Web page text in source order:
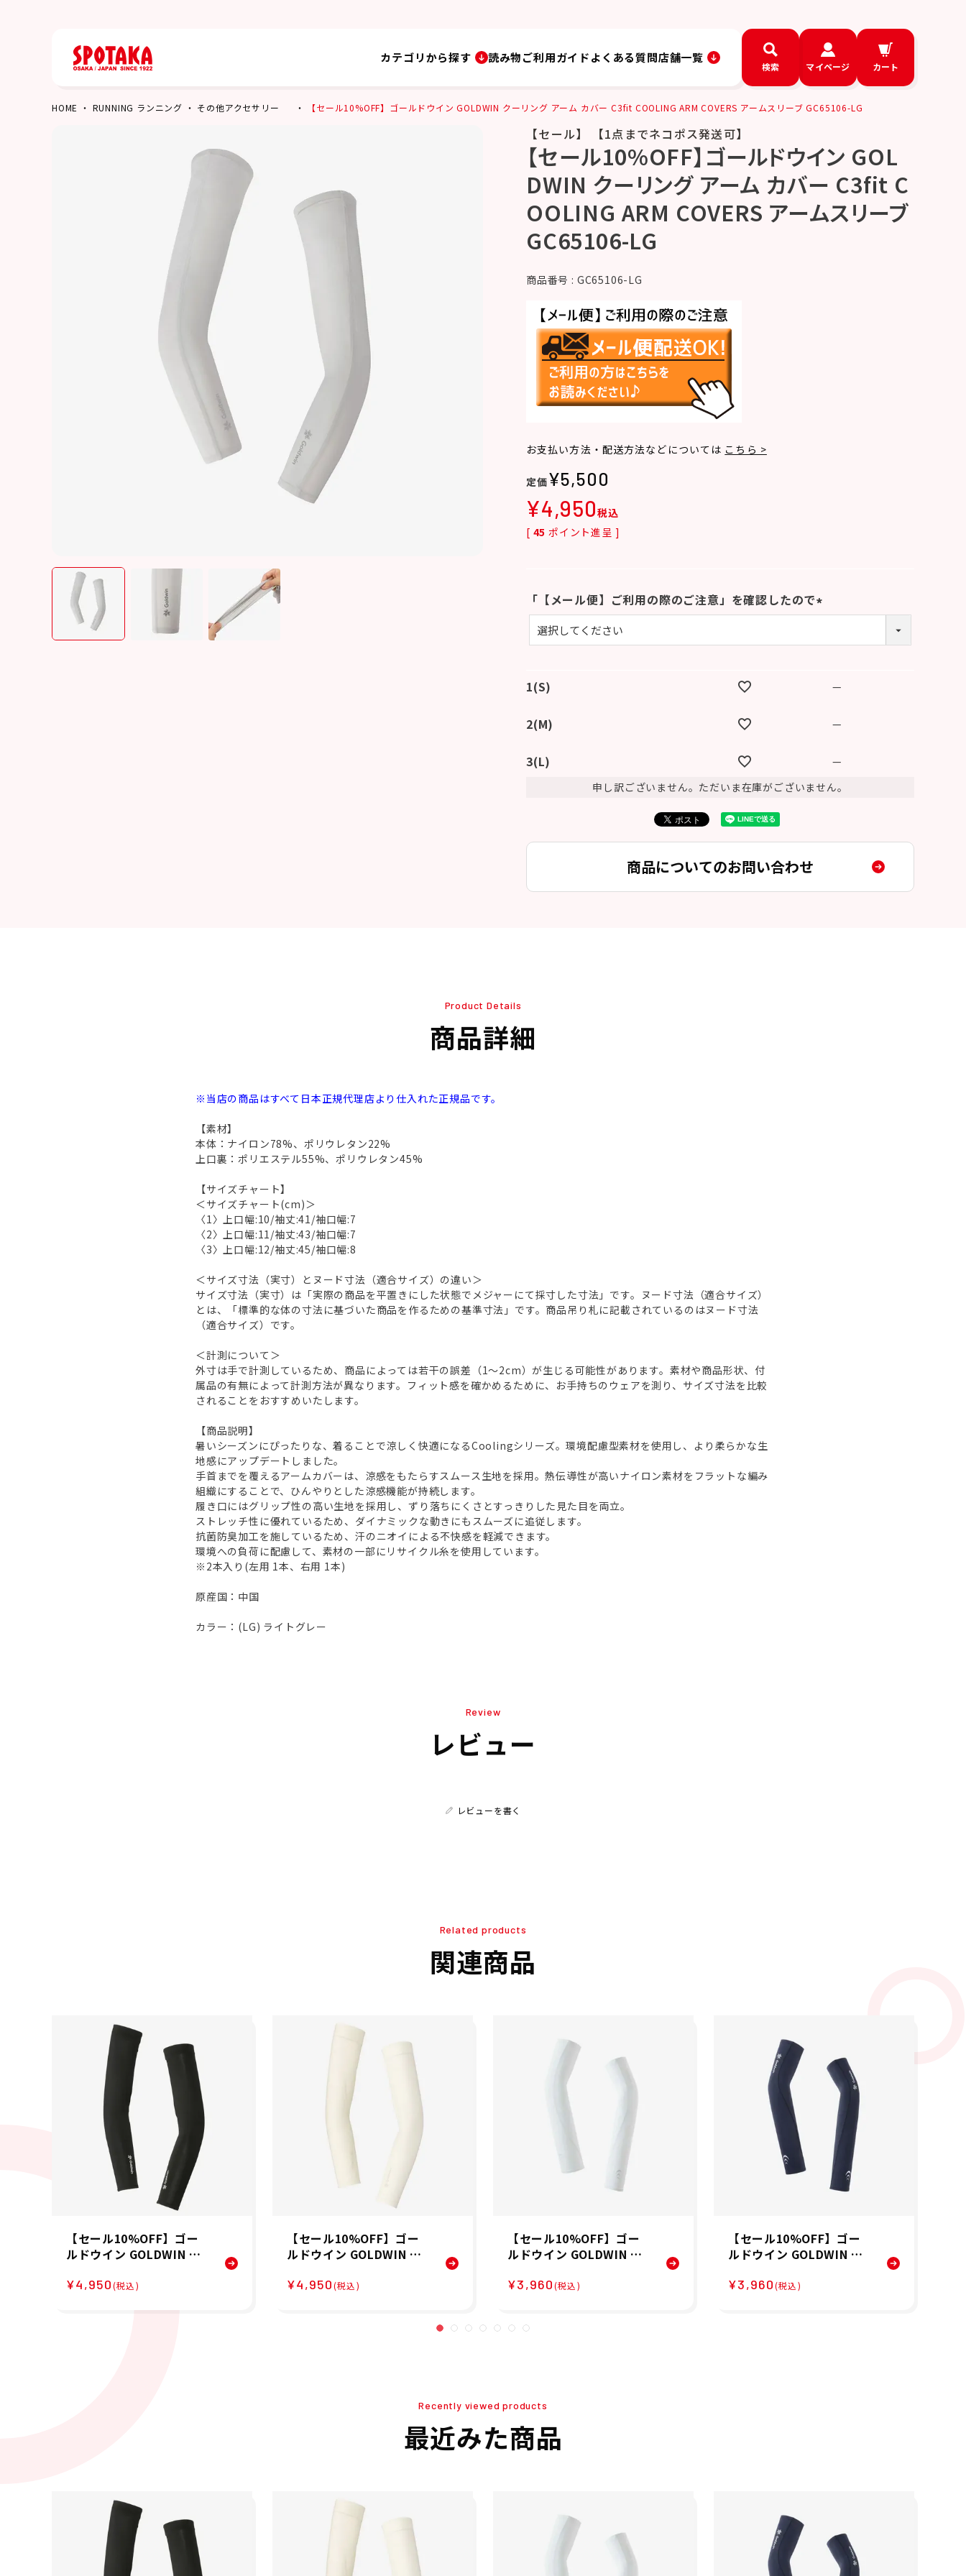
カテゴリから探す 読み物ご利用ガイドよくある質問店舗一覧
検索 マイページ カート
HOME RUNNING ランニング その他アクセサリー 【セール10%OFF】ゴールドウイン GOLDWIN クーリング アーム カバー C3fit COOLING ARM COVERS アームスリーブ GC65106-LG
【セール】 【1点までネコポス発送可】
【セール10%OFF】ゴールドウイン GOL
DWIN クーリング アーム カバー C3fit C
OOLING ARM COVERS アームスリーブ
GC65106-LG
商品番号 GC65106-LG
お支払い方法・配送方法などについては こちら >
¥5,500
¥4,950税込
[ 45 ポイント進呈 ]
「【メール便】ご利用の際のご注意」を確認したので
1(S) —
2(M) —
3(L)
—
申し訳ございません。ただいま在庫がございません。
商品についてのお問い合わせ
Product Details
商品詳細
※当店の商品はすべて日本正規代理店より仕入れた正規品です。
【素材】
本体：ナイロン78%、ポリウレタン22%
上口裏：ポリエステル55%、ポリウレタン45%
【サイズチャート】
＜サイズチャート(cm)＞
〈1〉上口幅:10/袖丈:41/袖口幅:7
〈2〉上口幅:11/袖丈:43/袖口幅:7
〈3〉上口幅:12/袖丈:45/袖口幅:8
＜サイズ寸法（実寸）とヌード寸法（適合サイズ）の違い＞
サイズ寸法（実寸）は「実際の商品を平置きにした状態でメジャーにて採寸した寸法」です。ヌード寸法（適合サイズ）
とは、「標準的な体の寸法に基づいた商品を作るための基準寸法」です。商品吊り札に記載されているのはヌード寸法
（適合サイズ）です。
＜計測について＞
外寸は手で計測しているため、商品によっては若干の誤差（1～2cm）が生じる可能性があります。素材や商品形状、付
属品の有無によって計測方法が異なります。フィット感を確かめるために、お手持ちのウェアを測り、サイズ寸法を比較
されることをおすすめいたします。
【商品説明】
暑いシーズンにぴったりな、着ることで涼しく快適になるCoolingシリーズ。環境配慮型素材を使用し、より柔らかな生
地感にアップデートしました。
手首までを覆えるアームカバーは、涼感をもたらすスムース生地を採用。熱伝導性が高いナイロン素材をフラットな編み
組織にすることで、ひんやりとした涼感機能が持続します。
履き口にはグリップ性の高い生地を採用し、ずり落ちにくさとすっきりした見た目を両立。
ストレッチ性に優れているため、ダイナミックな動きにもスムーズに追従します。
抗菌防臭加工を施しているため、汗のニオイによる不快感を軽減できます。
環境への負荷に配慮して、素材の一部にリサイクル糸を使用しています。
※2本入り(左用 1本、右用 1本)
原産国：中国
カラー：(LG) ライトグレー
Review
レビュー
レビューを書く
Related products
関連商品
【セール10%OFF】ゴー
ルドウイン GOLDWIN ラ
ームスリーブ クーリング
¥4,950(税込)
【セール10%OFF】ゴー
ルドウイン GOLDWIN ラ
ームスリーブ クーリング
¥4,950(税込)
【セール10%OFF】ゴー
ルドウイン GOLDWIN ラ
ームスリーブ C3fit コン
レディース ユニセックス
¥3,960(税込)
【セール10%OFF】ゴー
ルドウイン GOLDWIN ラ
ームスリーブ C3fit コン
¥3,960(税込)
Recently viewed products
最近みた商品